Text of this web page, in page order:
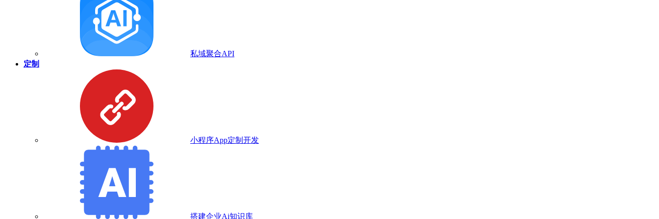
私域聚合API
定制
小程序App定制开发
搭建企业Ai知识库